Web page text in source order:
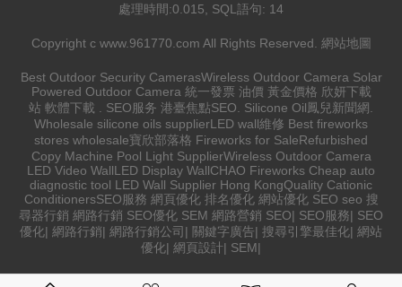
處理時間:0.015, SQL語句: 14
Copyright c www.961770.com All Rights Reserved. 網站地圖
Best Outdoor Security CamerasWireless Outdoor Camera Solar
Powered Outdoor Camera 統一發票 油價 黃金價格 欣妍下載
站 軟體下載 SEO服务 港臺焦點SEO Silicone Oil 鳳兒新聞網
Wholesale silicone oils supplierLED wall維修 Best fireworks
stores wholesale寶欣部落格 Fireworks for SaleRefurbished
Copy Machine Pool Light SupplierWireless Outdoor Camera
LED Video WallLED Display WallCHAO Fireworks Cheap auto
diagnostic tool LED Wall Supplier Hong KongQuality Cationic
ConditionersSEO服務 網頁優化 排名優化 網站優化 SEO seo 搜
尋器行銷 網路行銷 SEO優化 SEM 網路營銷 SEO| SEO服務| SEO
優化| 網路行銷| 網路行銷公司 | 關鍵字廣告| 搜尋引擎最佳化| 網站
優化| 網頁設計| SEM|